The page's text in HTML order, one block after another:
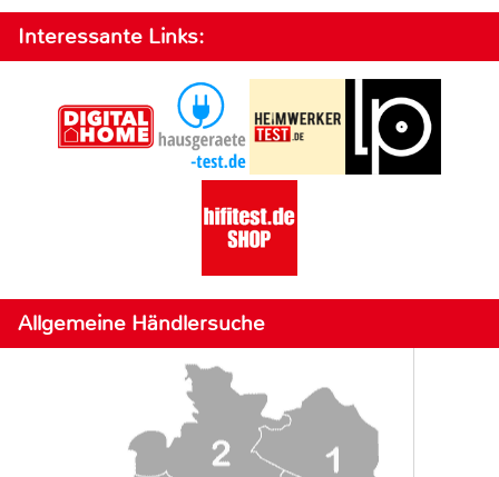
Interessante Links:
Allgemeine Händlersuche